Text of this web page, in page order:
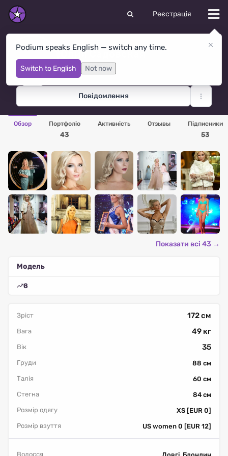
Реєстрація
Podium speaks English — switch any time.
Switch to English Not now
Юлия Садовская
Москва · Росія
Повідомлення
Обзор Портфоліо
43
Активність Отзывы Підписники
53
Показати всі 43 →
Модель
8
Зріст 172 см
Вага 49 кг
Вік 35
Груди
88 см
Талія
60 см
Стегна
84 см
Розмір одягу
XS [EUR 0]
Розмір взуття
US women 0 [EUR 12]
Волосся